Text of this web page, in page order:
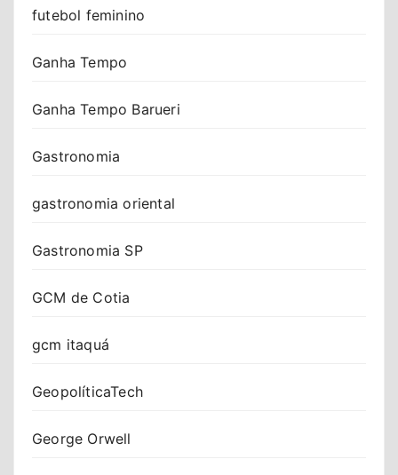
futebol feminino
Ganha Tempo
Ganha Tempo Barueri
Gastronomia
gastronomia oriental
Gastronomia SP
GCM de Cotia
gcm itaquá
GeopolíticaTech
George Orwell